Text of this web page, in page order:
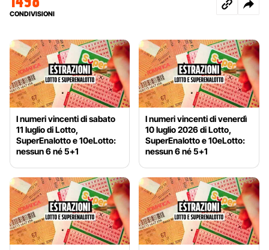
CONDIVISIONI
I numeri vincenti di sabato
11 luglio di Lotto,
SuperEnalotto e 10eLotto:
nessun 6 né 5+1
I numeri vincenti di venerdì
10 luglio 2026 di Lotto,
SuperEnalotto e 10eLotto:
nessun 6 né 5+1